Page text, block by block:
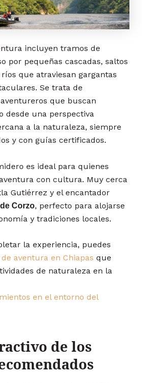
incluyen tramos de
por pequeñas cascadas, saltos
que atraviesan gargantas
Se trata de
que buscan
desde una perspectiva
a la naturaleza, siempre
y con guías certificados.
es ideal para quienes
con cultura. Muy cerca
Gutiérrez y el encantador
Corzo, perfecto para alojarse
y tradiciones locales.
la experiencia, puedes
aventura en Chiapas que
de naturaleza en la
en el entorno del
de los